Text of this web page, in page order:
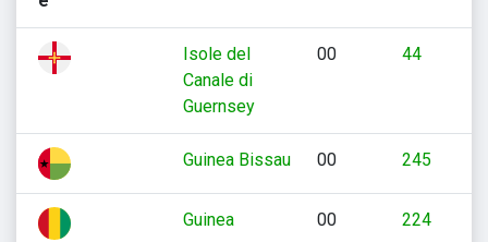
Isole del
Canale di
Guernsey
00 44
Guinea Bissau 00 245
Guinea 00 224